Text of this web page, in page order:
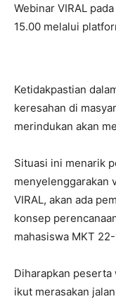
Webinar VIRAL
15.00 melalui
Ketidakpastian
keresahan di
merindukan akan
Situasi ini menarik
menyelenggarakan
VIRAL, akan ada
konsep
mahasiswa MKT
Diharapkan
ikut merasakan